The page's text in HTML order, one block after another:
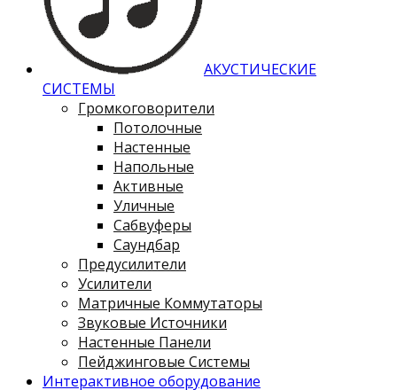
АКУСТИЧЕСКИЕ
СИСТЕМЫ
Громкоговорители
Потолочные
Настенные
Напольные
Активные
Уличные
Сабвуферы
Саундбар
Предусилители
Усилители
Матричные Коммутаторы
Звуковые Источники
Настенные Панели
Пейджинговые Системы
Интерактивное оборудование